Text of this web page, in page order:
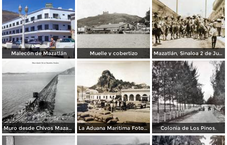
Malecón de Mazatlán Muelle y cobertizo Mazatlán, Sinaloa 2 de Junio de 1911 Entrada del ejercito libertador.
Muro desde Chivos Mazatlán, Sinaloa. La Aduana Maritima Foto Panoramica. Colonia de Los Pinos.